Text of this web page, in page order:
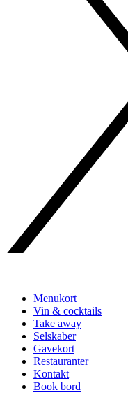
Menukort
Vin & cocktails
Take away
Selskaber
Gavekort
Restauranter
Kontakt
Book bord